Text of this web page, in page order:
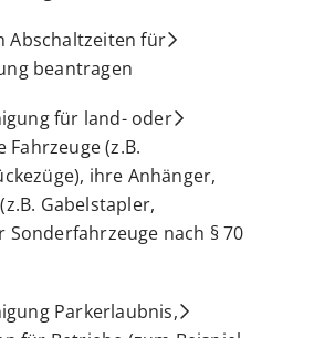
Abschaltzeiten für
beantragen
für land- oder
(z.B.
ihre Anhänger,
Gabelstapler,
Sonderfahrzeuge nach § 70
Parkerlaubnis,